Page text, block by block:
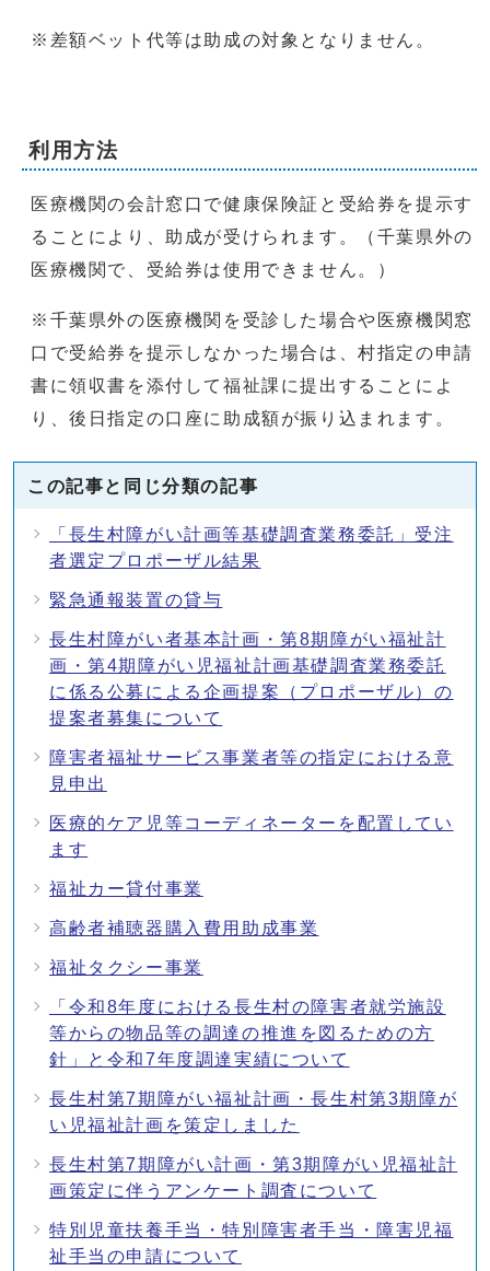
※差額ベット代等は助成の対象となりません。
利用方法
医療機関の会計窓口で健康保険証と受給券を提示す
ることにより、助成が受けられます。（千葉県外の
医療機関で、受給券は使用できません。）
※千葉県外の医療機関を受診した場合や医療機関窓
口で受給券を提示しなかった場合は、村指定の申請
書に領収書を添付して福祉課に提出することによ
り、後日指定の口座に助成額が振り込まれます。
この記事と同じ分類の記事
「長生村障がい計画等基礎調査業務委託」受注
者選定プロポーザル結果
緊急通報装置の貸与
長生村障がい者基本計画・第8期障がい福祉計
画・第4期障がい児福祉計画基礎調査業務委託
に係る公募による企画提案（プロポーザル）の
提案者募集について
障害者福祉サービス事業者等の指定における意
見申出
医療的ケア児等コーディネーターを配置してい
ます
福祉カー貸付事業
高齢者補聴器購入費用助成事業
福祉タクシー事業
「令和8年度における長生村の障害者就労施設
等からの物品等の調達の推進を図るための方
針」と令和7年度調達実績について
長生村第7期障がい福祉計画・長生村第3期障が
い児福祉計画を策定しました
長生村第7期障がい計画・第3期障がい児福祉計
画策定に伴うアンケート調査について
特別児童扶養手当・特別障害者手当・障害児福
祉手当の申請について